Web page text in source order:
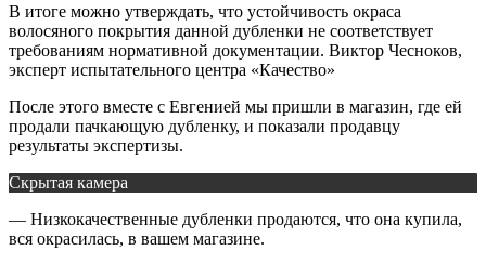
В итоге можно утверждать, что устойчивость окраса
волосяного покрытия данной дубленки не соответствует
требованиям нормативной документации. Виктор Чесноков,
эксперт испытательного центра «Качество»
После этого вместе с Евгенией мы пришли в магазин, где ей
продали пачкающую дубленку, и показали продавцу
результаты экспертизы.
Скрытая камера
— Низкокачественные дубленки продаются, что она купила,
вся окрасилась, в вашем магазине.